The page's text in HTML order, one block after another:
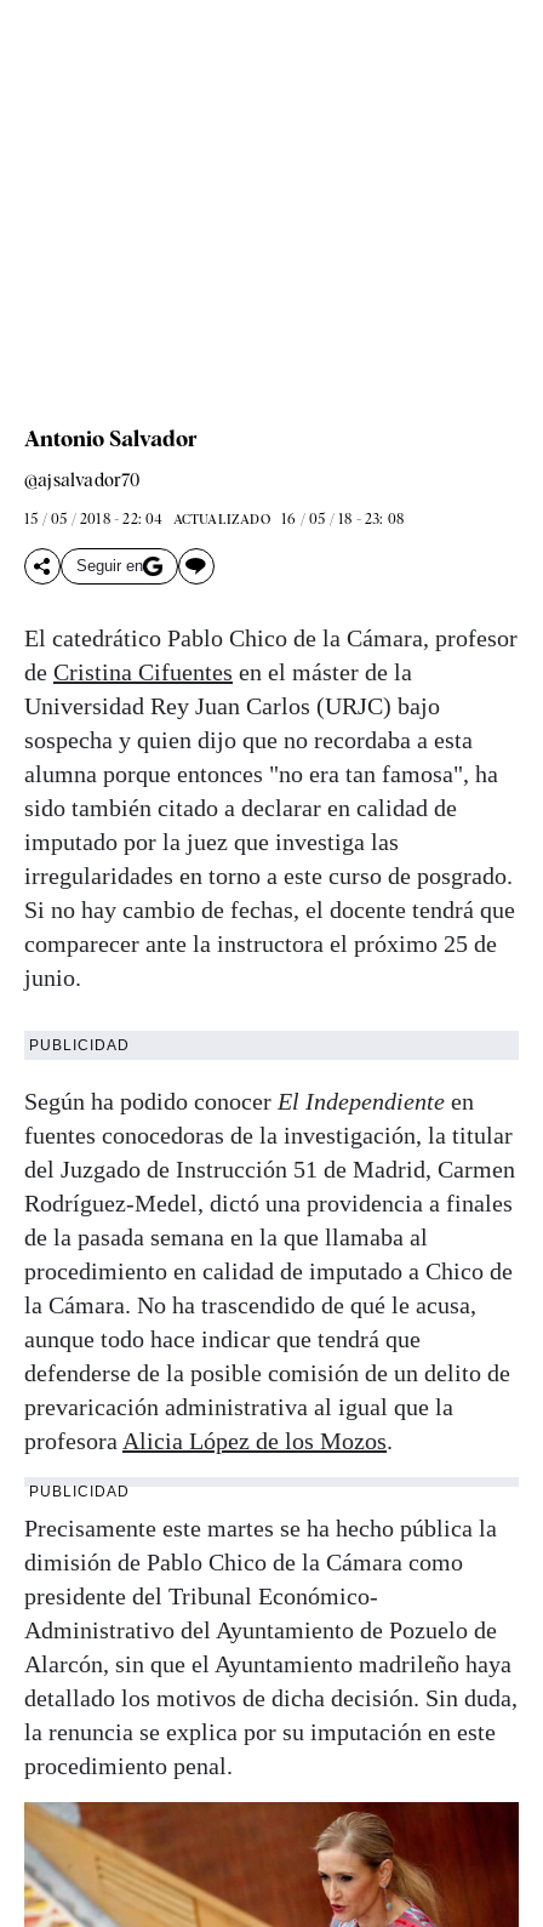
Antonio Salvador
@ajsalvador70
15 / 05 / 2018 - 22: 04 ACTUALIZADO 16 / 05 / 18 - 23: 08
Seguir en
El catedrático Pablo Chico de la Cámara, profesor
de Cristina Cifuentes en el máster de la
Universidad Rey Juan Carlos (URJC) bajo
sospecha y quien dijo que no recordaba a esta
alumna porque entonces "no era tan famosa", ha
sido también citado a declarar en calidad de
imputado por la juez que investiga las
irregularidades en torno a este curso de posgrado.
Si no hay cambio de fechas, el docente tendrá que
comparecer ante la instructora el próximo 25 de
junio.
PUBLICIDAD
Según ha podido conocer El Independiente en
fuentes conocedoras de la investigación, la titular
del Juzgado de Instrucción 51 de Madrid, Carmen
Rodríguez-Medel, dictó una providencia a finales
de la pasada semana en la que llamaba al
procedimiento en calidad de imputado a Chico de
la Cámara. No ha trascendido de qué le acusa,
aunque todo hace indicar que tendrá que
defenderse de la posible comisión de un delito de
prevaricación administrativa al igual que la
profesora Alicia López de los Mozos.
PUBLICIDAD
Precisamente este martes se ha hecho pública la
dimisión de Pablo Chico de la Cámara como
presidente del Tribunal Económico-
Administrativo del Ayuntamiento de Pozuelo de
Alarcón, sin que el Ayuntamiento madrileño haya
detallado los motivos de dicha decisión. Sin duda,
la renuncia se explica por su imputación en este
procedimiento penal.